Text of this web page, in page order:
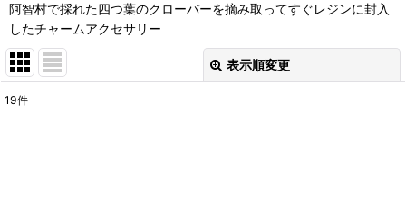
阿智村で採れた四つ葉のクローバーを摘み取ってすぐレジンに封入
したチャームアクセサリー
表示順変更
19件